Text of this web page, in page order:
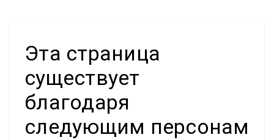
Эта страница
существует
благодаря
следующим персонам